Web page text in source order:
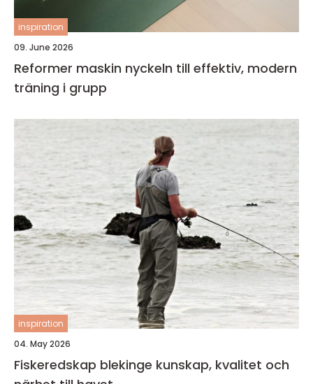
inspiration
09. June 2026
Reformer maskin nyckeln till effektiv, modern
träning i grupp
inspiration
04. May 2026
Fiskeredskap blekinge kunskap, kvalitet och